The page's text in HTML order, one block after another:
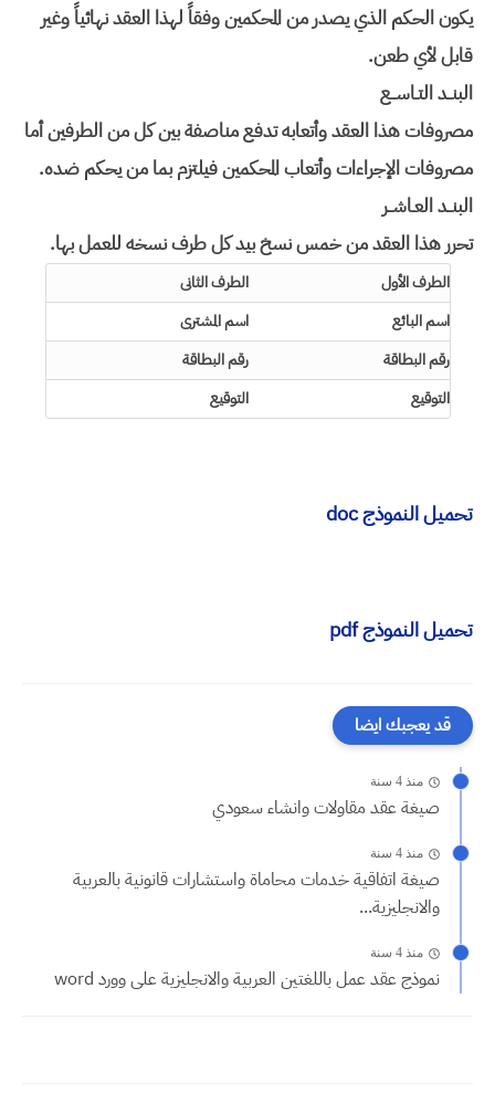
يكون الحكم الذي يصدر من المحكمين وفقاً لهذا العقد نهائياً وغير
قابل لأي طعن.
البنــد التـاســع
مصروفات هذا العقد وأتعابه تدفع مناصفة بين كل من الطرفين أما
مصروفات الإجراءات وأتعاب المحكمين فيلتزم بما من يحكم ضده.
البنــد العـاشــر
تحرر هذا العقد من خمس نسخ بيد كل طرف نسخه للعمل بها.
الطرف الأول
الطرف الثانى
اسم البائع
اسم المشترى
رقم البطاقة
رقم البطاقة
التوقيع
التوقيع
تحميل النموذج doc
تحميل النموذج pdf
قد يعجبك ايضا
منذ 4 سنة
صيغة عقد مقاولات وانشاء سعودي
منذ 4 سنة
صيغة اتفاقية خدمات محاماة واستشارات قانونية بالعربية
والانجليزية...
منذ 4 سنة
نموذج عقد عمل باللغتين العربية والانجليزية على وورد word